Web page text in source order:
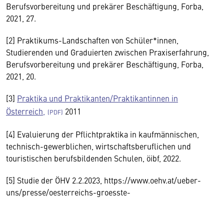
Berufsvorbereitung und prekärer Beschäftigung, Forba,
2021, 27.
[2] Praktikums-Landschaften von Schüler*innen,
Studierenden und Graduierten zwischen Praxiserfahrung,
Berufsvorbereitung und prekärer Beschäftigung, Forba,
2021, 20.
[3] Praktika und Praktikanten/Praktikantinnen in
Österreich,
2011
[4] Evaluierung der Pflichtpraktika in kaufmännischen,
technisch-gewerblichen, wirtschaftsberuflichen und
touristischen berufsbildenden Schulen, öibf, 2022.
[5] Studie der ÖHV 2.2.2023, https://www.oehv.at/ueber-
uns/presse/oesterreichs-groesste-